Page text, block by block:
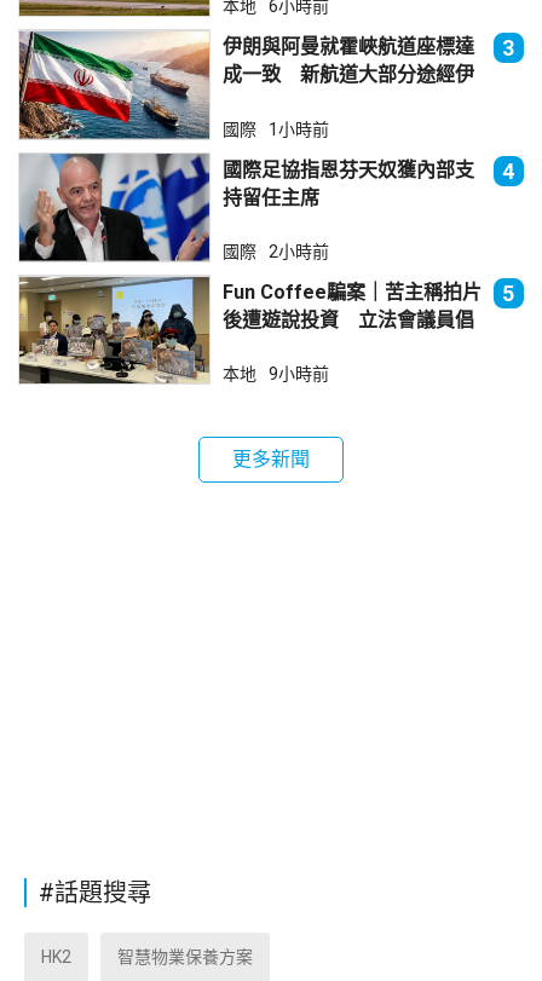
本地 6小時前
伊朗與阿曼就霍峽航道座標達
成一致 新航道大部分途經伊
3
國際 1小時前
國際足協指恩芬天奴獲內部支
持留任主席
4
國際 2小時前
Fun Coffee騙案｜苦主稱拍片
後遭遊說投資 立法會議員倡
5
本地 9小時前
更多新聞
#話題搜尋
HK2 智慧物業保養方案